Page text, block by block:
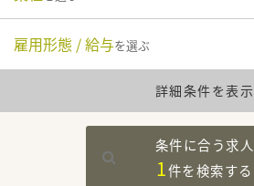
雇用形態 / 給与を選ぶ
詳細条件を表示
条件に合う求人
1件を検索する